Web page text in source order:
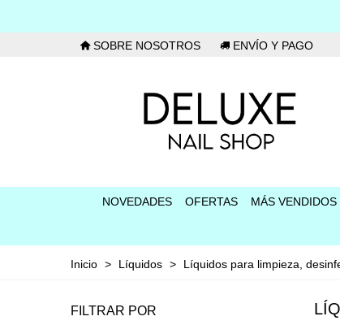
SOBRE NOSOTROS ENVÍO Y PAGO
NOVEDADES OFERTAS MÁS VENDIDOS
Inicio > Líquidos > Líquidos para limpieza,
FILTRAR POR